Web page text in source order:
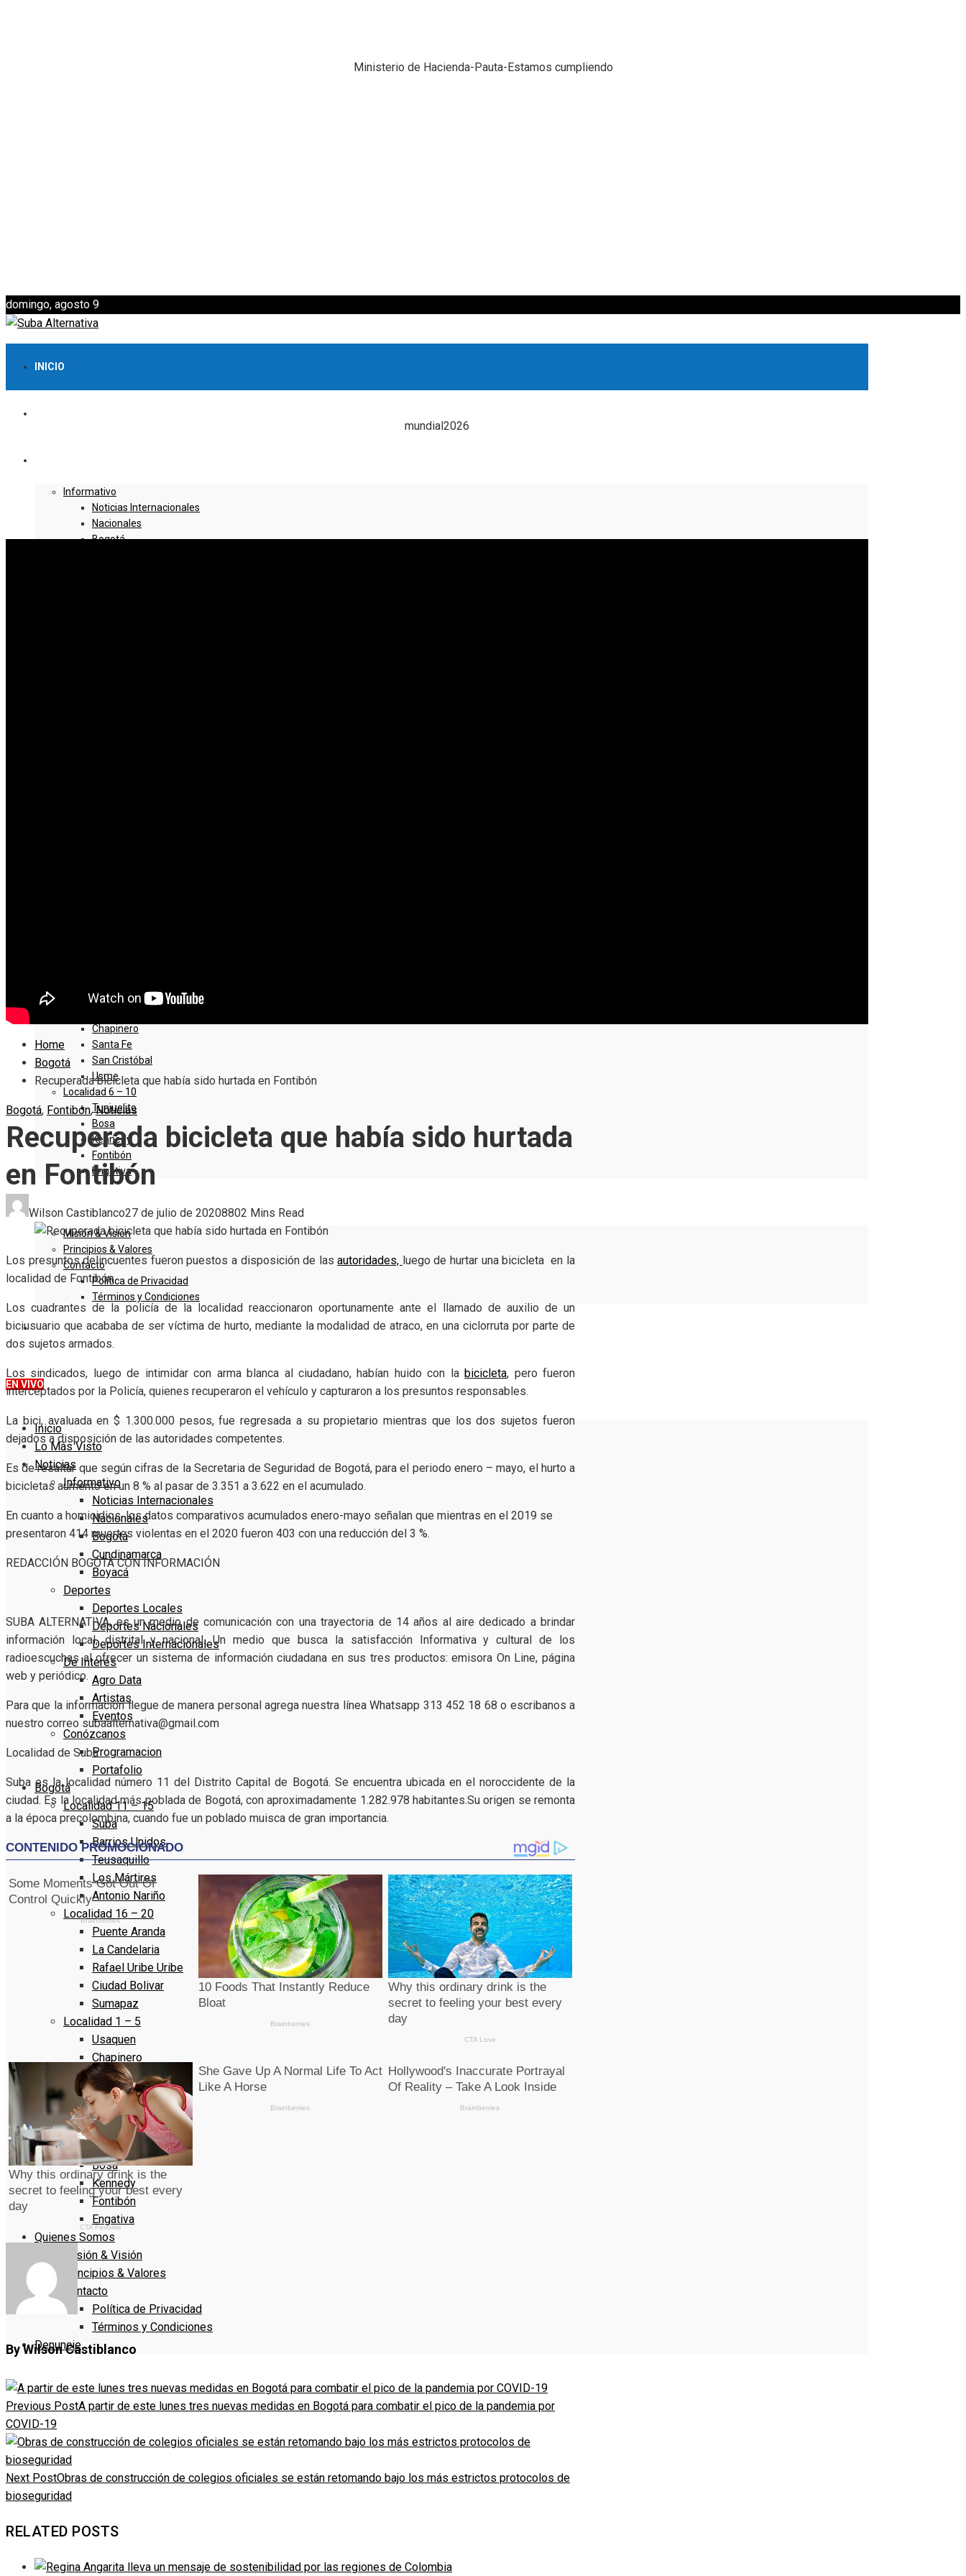
Ministerio de Hacienda-Pauta-Estamos cumpliendo
domingo, agosto 9
INICIO
Informativo
Noticias Internacionales
Nacionales
Bogotá
Localidad 1 – 5
Chapinero
Santa Fe
San Cristóbal
Usme
Localidad 6 – 10
Tunjuelito
Bosa
Kennedy
Fontibón
Engativa
Misión & Visión
Principios & Valores
Contacto
Política de Privacidad
Términos y Condiciones
DENUNCIE
EN VIVO
Inicio
Lo Más Visto
Noticias
Informativo
Noticias Internacionales
Nacionales
Bogotá
Cundinamarca
Boyacá
Deportes
Deportes Locales
Deportes Nacionales
Deportes Internacionales
De Interés
Agro Data
Artistas
Eventos
Conózcanos
Programacion
Portafolio
Bogotá
Localidad 11 – 15
Suba
Barrios Unidos
Teusaquillo
Los Mártires
Antonio Nariño
Localidad 16 – 20
Puente Aranda
La Candelaria
Rafael Uribe Uribe
Ciudad Bolivar
Sumapaz
Localidad 1 – 5
Usaquen
Chapinero
Santa Fe
San Cristóbal
Usme
Localidad 6 – 10
Tunjuelito
Bosa
Kennedy
Fontibón
Engativa
Quienes Somos
Misión & Visión
Principios & Valores
Contacto
Política de Privacidad
Términos y Condiciones
Denuncie
mundial2026
Home
Bogotá
Recuperada bicicleta que había sido hurtada en Fontibón
Bogotá, Fontibón,Noticias
Recuperada bicicleta que había sido hurtada
en Fontibón
Wilson Castiblanco27 de julio de 20208802 Mins Read
Los presuntos delincuentes fueron puestos a disposición de lasautoridades, luego de hurtar una bicicleta en la
localidad de Fontibón
Los cuadrantes de la policía de la localidad reaccionaron oportunamente ante el llamado de auxilio de un
biciusuario que acababa de ser víctima de hurto, mediante la modalidad de atraco, en una ciclorruta por parte de
dos sujetos armados.
Los sindicados, luego de intimidar con arma blanca al ciudadano, habían huido con labicicleta, pero fueron
interceptados por la Policía, quienes recuperaron el vehículo y capturaron a los presuntos responsables.
La bici, avaluada en $ 1.300.000 pesos, fue regresada a su propietario mientras que los dos sujetos fueron
dejados a disposición de las autoridades competentes.
Es de resaltar que según cifras de la Secretaria de Seguridad de Bogotá, para el periodo enero – mayo, el hurto a
bicicletas aumentó en un 8 % al pasar de 3.351 a 3.622 en el acumulado.
En cuanto a homicidios, los datos comparativos acumulados enero-mayo señalan que mientras en el 2019 se
presentaron 414 muertes violentas en el 2020 fueron 403 con una reducción del 3 %.
REDACCIÓN BOGOTÁ CON INFORMACIÓN
SUBA ALTERNATIVA, es un medio de comunicación con una trayectoria de 14 años al aire dedicado a brindar
información local, distrital y nacional. Un medio que busca la satisfacción Informativa y cultural de los
radioescuchas al ofrecer un sistema de información ciudadana en sus tres productos: emisora On Line, página
web y periódico.
Para que la información llegue de manera personal agrega nuestra línea Whatsapp 313 452 18 68 o escribanos a
nuestro correo subaalternativa@gmail.com
Localidad de Suba
Suba es la localidad número 11 del Distrito Capital de Bogotá. Se encuentra ubicada en el noroccidente de la
ciudad. Es la localidad más poblada de Bogotá, con aproximadamente 1.282.978 habitantes.​​Su origen se remonta
a la época precolombina, cuando fue un poblado muisca de gran importancia.
By Wilson Castiblanco
Previous PostA partir de este lunes tres nuevas medidas en Bogotá para combatir el pico de la pandemia por
COVID-19
Next PostObras de construcción de colegios oficiales se están retomando bajo los más estrictos protocolos de
bioseguridad
RELATED POSTS